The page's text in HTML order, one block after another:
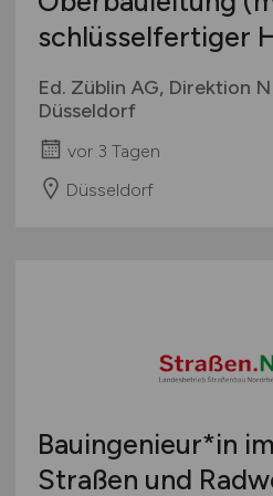
schlüsselfertiger
Ed. Züblin AG, Direktion
Düsseldorf
vor 3 Tagen
Düsseldorf
Bauingenieur*in
Straßen und